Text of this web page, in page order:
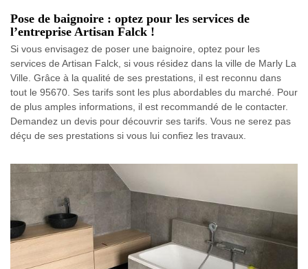
Pose de baignoire : optez pour les services de
l’entreprise Artisan Falck !
Si vous envisagez de poser une baignoire, optez pour les
services de Artisan Falck, si vous résidez dans la ville de Marly La
Ville. Grâce à la qualité de ses prestations, il est reconnu dans
tout le 95670. Ses tarifs sont les plus abordables du marché. Pour
de plus amples informations, il est recommandé de le contacter.
Demandez un devis pour découvrir ses tarifs. Vous ne serez pas
déçu de ses prestations si vous lui confiez les travaux.